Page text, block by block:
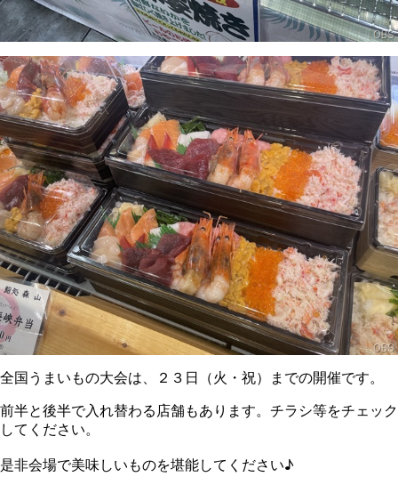
全国うまいもの大会は、２３日（火・祝）までの開催です。
前半と後半で入れ替わる店舗もあります。チラシ等をチェック
してください。
是非会場で美味しいものを堪能してください♪